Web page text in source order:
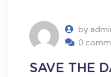
by
0
SAVE THE